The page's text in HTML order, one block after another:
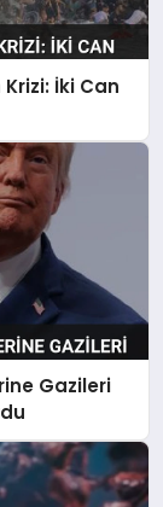
İki Can
Gazileri